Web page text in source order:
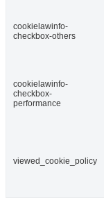
cookielawinfo-
checkbox-others
cookielawinfo-
checkbox-
performance
viewed_cookie_policy